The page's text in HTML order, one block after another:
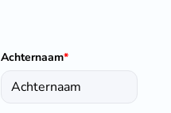
Achternaam*